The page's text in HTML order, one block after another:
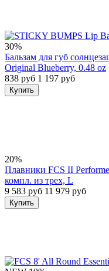
30%
Бальзам для губ
Original Blueberry, 0.48 oz
838 руб 1 197 руб
Купить
20%
Плавники FCS II
компл. из трех, L
9 583 руб 11 979 руб
Купить